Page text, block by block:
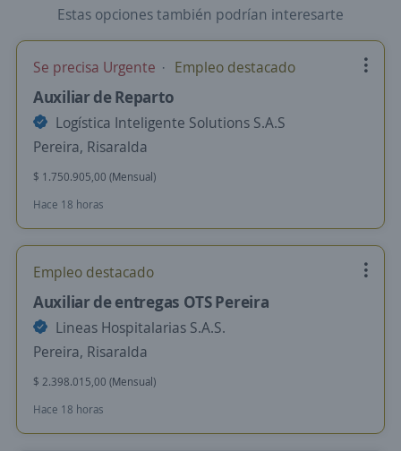
Estas opciones también podrían interesarte
Se precisa Urgente Empleo destacado
Auxiliar de Reparto
Logística Inteligente Solutions S.A.S
Pereira, Risaralda
$ 1.750.905,00 (Mensual)
Hace 18 horas
Empleo destacado
Auxiliar de entregas OTS Pereira
Lineas Hospitalarias S.A.S.
Pereira, Risaralda
$ 2.398.015,00 (Mensual)
Hace 18 horas